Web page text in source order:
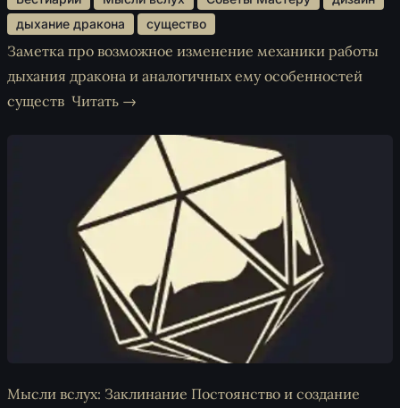
дыхание дракона
существо
Заметка про возможное изменение механики работы
дыхания дракона и аналогичных ему особенностей
существ Читать →
Мысли вслух: Заклинание Постоянство и создание